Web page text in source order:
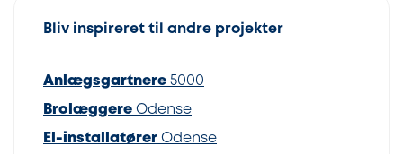
Bliv inspireret til andre projekter
Anlægsgartnere 5000
Brolæggere Odense
El-installatører Odense